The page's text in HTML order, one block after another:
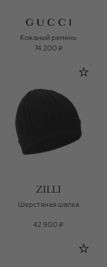
Кожаный ремень
74 200 ₽
Шерстяная шапка
42 900 ₽